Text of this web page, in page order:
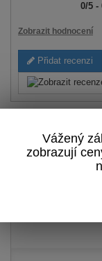
0/5 -
Zobrazit hodnocení
Přidat recenzi
s
Vážený
zobrazují